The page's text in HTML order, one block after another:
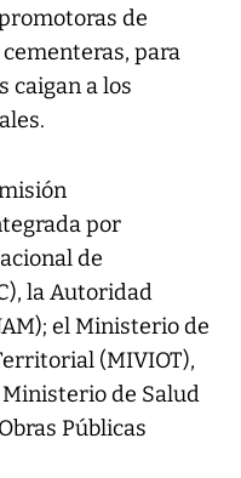
de
para
caigan a los
por
de
la Autoridad
el Ministerio de
(MIVIOT),
de Salud
Públicas